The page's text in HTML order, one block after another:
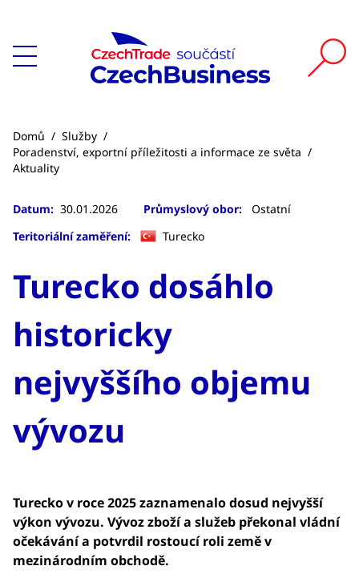
Domů / Služby /
Poradenství, exportní příležitosti a informace ze světa /
Aktuality
Datum: 30.01.2026 Průmyslový obor:
Ostatní
Teritoriální zaměření:
Turecko
Turecko dosáhlo
historicky
nejvyššího objemu
vývozu
Turecko v roce 2025 zaznamenalo dosud nejvyšší
výkon vývozu. Vývoz zboží a služeb překonal vládní
očekávání a potvrdil rostoucí roli země v
mezinárodním obchodě.